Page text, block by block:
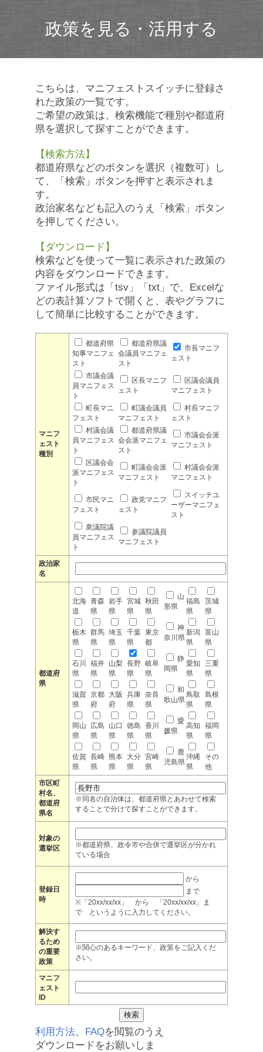
政策を見る・活用する
こちらは、マニフェストスイッチに登録さ
れた政策の一覧です。
ご希望の政策は、検索機能で種別や都道府
県を選択して探すことができます。
【検索方法】
都道府県などのボタンを選択（複数可）し
て、「検索」ボタンを押すと表示されま
す。
政治家名なども記入のうえ「検索」ボタン
を押してください。
【ダウンロード】
検索などを使って一覧に表示された政策の
内容をダウンロードできます。
ファイル形式は「tsv」「txt」で、Excelな
どの表計算ソフトで開くと、表やグラフに
して簡単に比較することができます。
マニフ
ェスト
種別
都道府県
知事マニフェ
スト
都道府県議
会議員マニフェ
スト
市長マニフ
ェスト
市議会議
員マニフェス
ト
区長マニフ
ェスト
区議会議員
マニフェスト
町長マニ
フェスト
町議会議員
マニフェスト
村長マニフ
ェスト
村議会議
員マニフェス
ト
都道府県議
会会派マニフェ
スト
市議会会派
マニフェスト
区議会会
派マニフェス
ト
町議会会派
マニフェスト
村議会会派
マニフェスト
市民マニ
フェスト
政党マニフ
ェスト
スイッチユ
ーザーマニフェ
スト
衆議院議
員マニフェス
ト
参議院議員
マニフェスト
政治家
名
都道府
県
北海
道
青森
県
岩手
県
宮城
県
秋田
県
山
形県
福島
県
茨城
県
栃木
県
群馬
県
埼玉
県
千葉
県
東京
都
神
奈川県
新潟
県
富山
県
石川
県
福井
県
山梨
県
長野
県
岐阜
県
静
岡県
愛知
県
三重
県
滋賀
県
京都
府
大阪
府
兵庫
県
奈良
県
和
歌山県
鳥取
県
島根
県
岡山
県
広島
県
山口
県
徳島
県
香川
県
愛
媛県
高知
県
福岡
県
佐賀
県
長崎
県
熊本
県
大分
県
宮崎
県
鹿
児島県
沖縄
県
その
他
市区町
村名、
都道府
県名
※同名の自治体は、都道府県とあわせて検索
することで分けて探すことができます。
対象の
選挙区
※都道府県、政令市や合併で選挙区が分かれ
ている場合
登録日
時
から
まで
※「20xx/xx/xx」 から 「20xx/xx/xx」ま
で というように入力してください。
解決す
るため
の重要
政策
※関心のあるキーワード、政策をご記入くだ
さい。
マニフ
ェスト
ID
利用方法、 FAQを閲覧のうえ
ダウンロードをお願いしま